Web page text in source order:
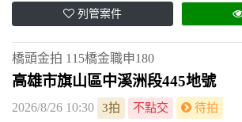
列管案件
橋頭金拍 115橋金職申180
高雄市旗山區中溪洲段445地號
2026/8/26 10:30 3拍 不點交 待拍